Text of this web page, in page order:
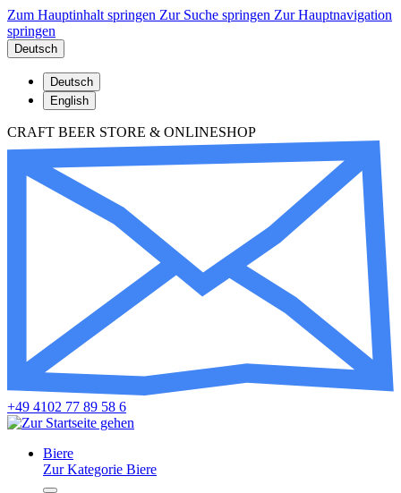
Zum Hauptinhalt springen Zur Suche springen Zur Hauptnavigation
springen
Deutsch
Deutsch
English
CRAFT BEER STORE & ONLINESHOP
+49 4102 77 89 58 6
Biere
Zur Kategorie Biere